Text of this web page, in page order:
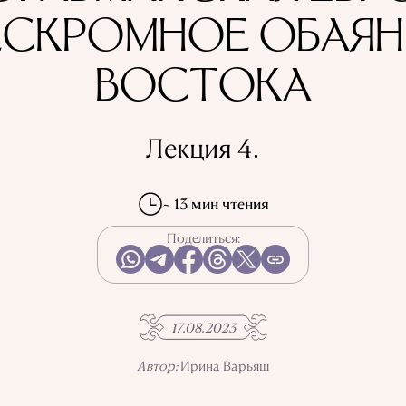
ВОСТОКА
Лекция 4.
~ 13 мин чтения
Поделиться:
17.08.2023
Автор:Ирина Варьяш